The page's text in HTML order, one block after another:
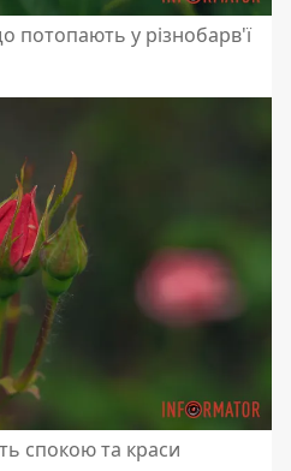
потопають у різнобарв'ї
спокою та краси